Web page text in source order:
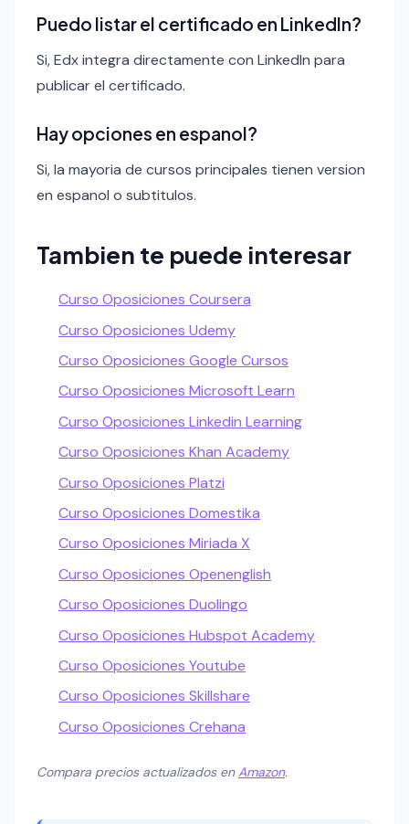
Puedo listar el certificado en LinkedIn?
Si, Edx integra directamente con LinkedIn para
publicar el certificado.
Hay opciones en espanol?
Si, la mayoria de cursos principales tienen version
en espanol o subtitulos.
Tambien te puede interesar
Curso Oposiciones Coursera
Curso Oposiciones Udemy
Curso Oposiciones Google Cursos
Curso Oposiciones Microsoft Learn
Curso Oposiciones Linkedin Learning
Curso Oposiciones Khan Academy
Curso Oposiciones Platzi
Curso Oposiciones Domestika
Curso Oposiciones Miriada X
Curso Oposiciones Openenglish
Curso Oposiciones Duolingo
Curso Oposiciones Hubspot Academy
Curso Oposiciones Youtube
Curso Oposiciones Skillshare
Curso Oposiciones Crehana
Compara precios actualizados enAmazon.